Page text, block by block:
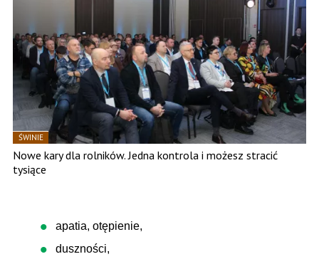
ŚWINIE
Nowe kary dla rolników. Jedna kontrola i możesz stracić
tysiące
apatia, otępienie,
duszności,